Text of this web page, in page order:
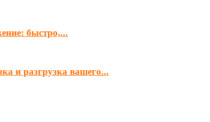
быстро,...
и разгрузка вашего...